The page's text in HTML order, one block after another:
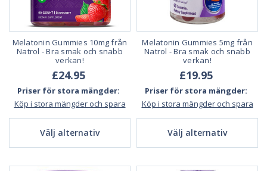
Melatonin Gummies 10mg från
Natrol - Bra smak och snabb
verkan!
£24.95
Priser för stora mängder:
Köp i stora mängder och spara
Välj alternativ
Melatonin Gummies 5mg från
Natrol - Bra smak och snabb
verkan!
£19.95
Priser för stora mängder:
Köp i stora mängder och spara
Välj alternativ